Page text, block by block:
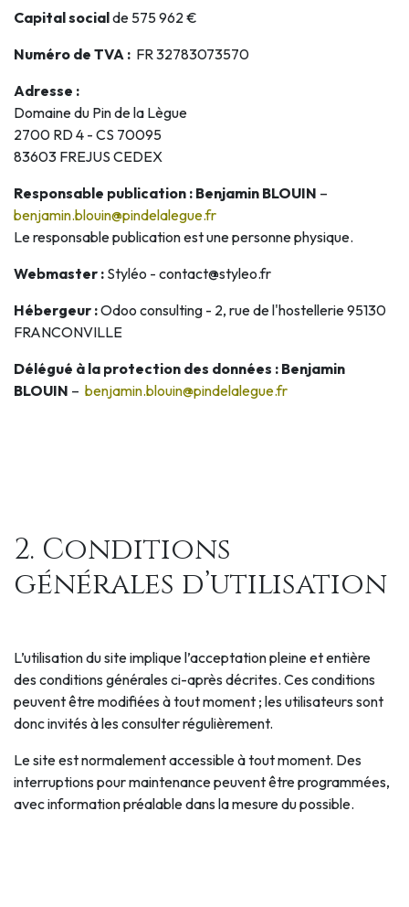
Capital socialde 575 962 €
Numéro de TVA : FR 32783073570
Adresse :
Domaine du Pin de la Lègue
2700 RD 4 - CS 70095
83603 FREJUS CEDEX
Responsable publication : Benjamin BLOUIN –
benjamin.blouin@pindelalegue.fr
Le responsable publication est une personne physique.
Webmaster : Styléo - contact@styleo.fr
Hébergeur :Odoo consulting - 2, rue de l'hostellerie 95130
FRANCONVILLE
Délégué à la protection des données : Benjamin
BLOUIN – benjamin.blouin@pindelalegue.fr
2. Conditions
générales d’utilisation
L’utilisation du site implique l’acceptation pleine et entière
des conditions générales ci-après décrites. Ces conditions
peuvent être modifiées à tout moment ; les utilisateurs sont
donc invités à les consulter régulièrement.
Le site est normalement accessible à tout moment. Des
interruptions pour maintenance peuvent être programmées,
avec information préalable dans la mesure du possible.